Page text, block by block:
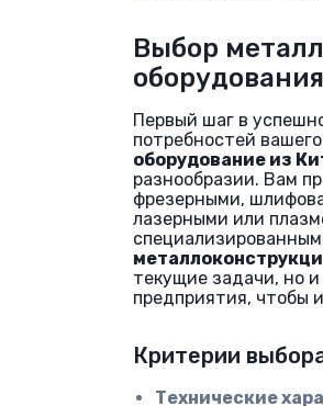
Выбор
Первый шаг в
потребностей
оборудование из
разнообразии. Вам
фрезерными,
лазерными или
текущие задачи, но
предприятия, чтобы
Критерии
Технические